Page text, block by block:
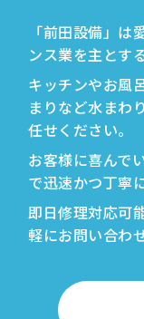
「前田設備」
ンス業を主とす
キッチンやお風
まりなど水まわ
任せください。
お客様に喜んで
で迅速かつ丁寧
即日修理対応可
軽にお問い合わ